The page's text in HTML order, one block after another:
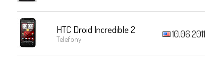
HTC Droid Incredible 2
Telefony 10.06.2011